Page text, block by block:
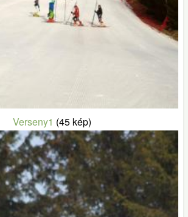
Verseny1 (45 kép)